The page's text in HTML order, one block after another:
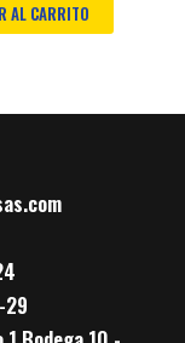
AL CARRITO
29